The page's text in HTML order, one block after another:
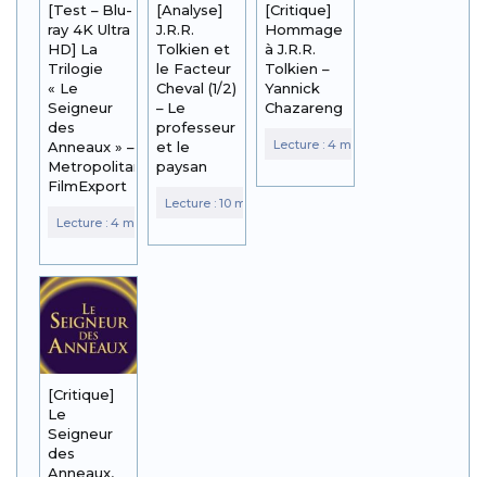
[Test – Blu-
ray 4K Ultra
HD] La
Trilogie
« Le
Seigneur
des
Anneaux » –
Metropolitan
FilmExport
[Analyse]
J.R.R.
Tolkien et
le Facteur
Cheval (1/2)
– Le
professeur
et le
paysan
[Critique]
Hommage
à J.R.R.
Tolkien –
Yannick
Chazareng
[Critique]
Le
Seigneur
des
Anneaux,